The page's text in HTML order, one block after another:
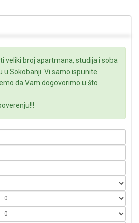
veliki broj apartmana, studija i soba
Sokobanji. Vi samo ispunite
da Vam dogovorimo u što